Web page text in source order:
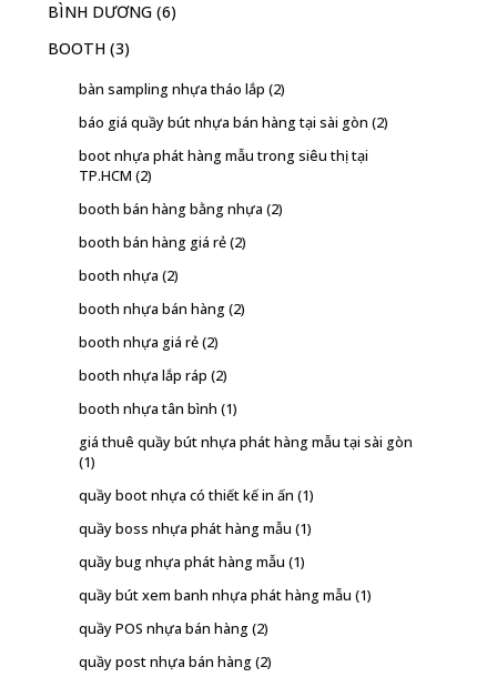
BÌNH DƯƠNG (6)
BOOTH (3)
bàn sampling nhựa tháo lắp (2)
báo giá quầy bút nhựa bán hàng tại sài gòn (2)
boot nhựa phát hàng mẫu trong siêu thị tại
TP.HCM (2)
booth bán hàng bằng nhựa (2)
booth bán hàng giá rẻ(2)
booth nhựa (2)
booth nhựa bán hàng(2)
booth nhựa giá rẻ(2)
booth nhựa lắp ráp (2)
booth nhựa tân bình (1)
giá thuê quầy bút nhựa phát hàng mẫu tại sài gòn
(1)
quầy boot nhựa có thiết kế in ấn (1)
quầy boss nhựa phát hàng mẫu (1)
quầy bug nhựa phát hàng mẫu (1)
quầy bút xem banh nhựa phát hàng mẫu (1)
quầy POS nhựa bán hàng(2)
quầy post nhựa bán hàng(2)